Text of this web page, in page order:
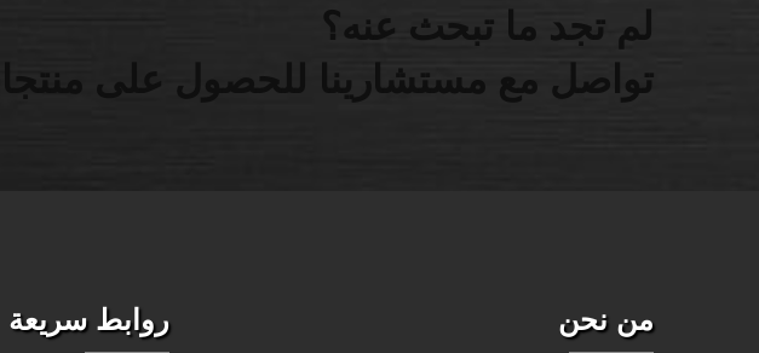
لم تجد ما تبحث عنه؟
تواصل مع مستشارينا للحصول على
من نحن روابط سريعة